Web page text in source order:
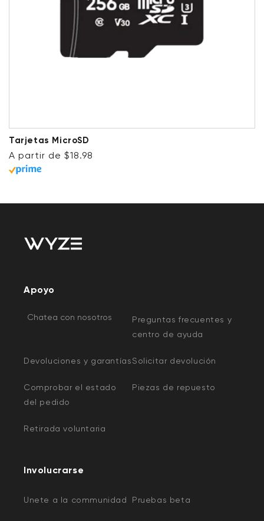
Tarjetas MicroSD
Precio habitual
A partir de $18.98
Apoyo
Chatea con nosotros
Preguntas frecuentes y
centro de ayuda
Devoluciones y garantíasSolicitar devolución
Comprobar el estado
del pedido
Piezas de repuesto
Retirada voluntaria
Involucrarse
Unete a la communidad Pruebas beta